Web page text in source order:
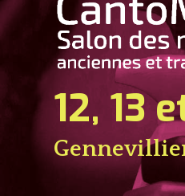
12, 13